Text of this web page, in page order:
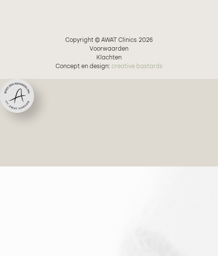
Copyright © AWAT Clinics 2026
Voorwaarden
Klachten
Concept en design: creative bastards